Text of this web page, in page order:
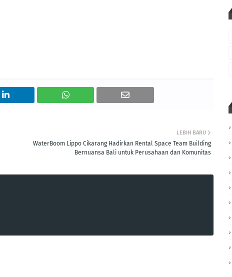
LEBIH BARU
WaterBoom Lippo Cikarang Hadirkan Rental Space Team Building
Bernuansa Bali untuk Perusahaan dan Komunitas